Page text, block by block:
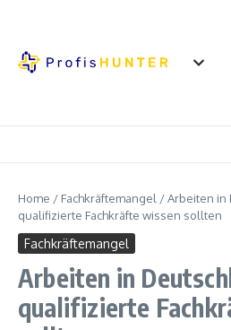
Home / Fachkräftemangel /Arbeiten in
qualifizierte Fachkräfte wissen sollten
Fachkräftemangel
Arbeiten in
qualifizierte